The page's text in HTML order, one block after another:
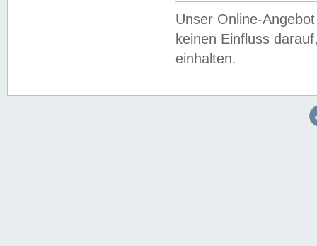
Unser Online-
keinen Einfluss
einhalten.